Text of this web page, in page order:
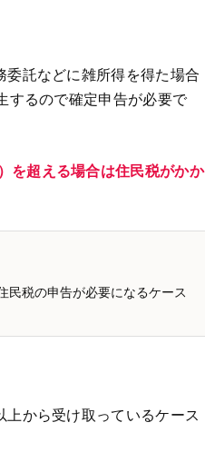
託などに雑所得を得た場合
するので確定申告が必要で
を超える場合は住民税がかか
民税の申告が必要になるケース
から受け取っているケース